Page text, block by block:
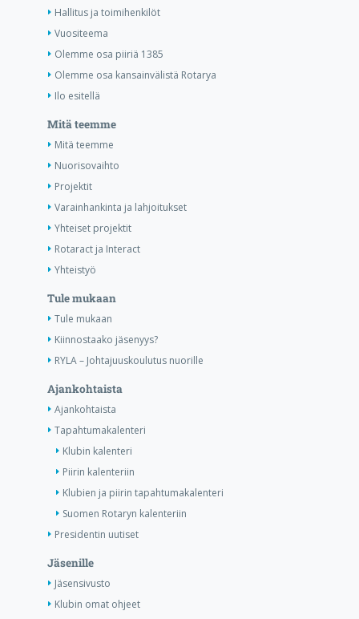
Hallitus ja toimihenkilöt
Vuositeema
Olemme osa piiriä 1385
Olemme osa kansainvälistä Rotarya
Ilo esitellä
Mitä teemme
Mitä teemme
Nuorisovaihto
Projektit
Varainhankinta ja lahjoitukset
Yhteiset projektit
Rotaract ja Interact
Yhteistyö
Tule mukaan
Tule mukaan
Kiinnostaako jäsenyys?
RYLA – Johtajuuskoulutus nuorille
Ajankohtaista
Ajankohtaista
Tapahtumakalenteri
Klubin kalenteri
Piirin kalenteriin
Klubien ja piirin tapahtumakalenteri
Suomen Rotaryn kalenteriin
Presidentin uutiset
Jäsenille
Jäsensivusto
Klubin omat ohjeet